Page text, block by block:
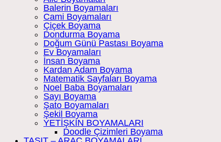
Balerin Boyamaları
Cami Boyamaları
Çiçek Boyama
Dondurma Boyama
Doğum Günü Pastası Boyama
Ev Boyamaları
İnsan Boyama
Kardan Adam Boyama
Matematik Sayfaları Boyama
Noel Baba Boyamaları
Sayı Boyama
Şato Boyamaları
Şekil Boyama
YETİŞKİN BOYAMALARI
Doodle Çizimleri Boyama